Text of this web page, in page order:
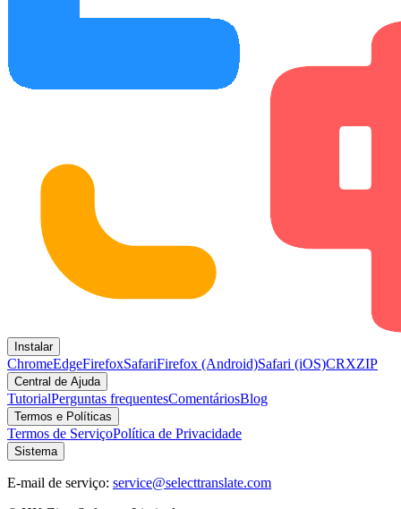
Instalar
ChromeEdgeFirefoxSafariFirefox (Android)Safari (iOS)CRXZIP
Central de Ajuda
TutorialPerguntas frequentesComentáriosBlog
Termos e Políticas
Termos de ServiçoPolítica de Privacidade
Sistema
E-mail de serviço: service@selecttranslate.com